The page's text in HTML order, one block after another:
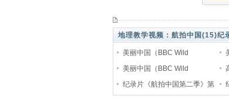
地理教学视频： 航拍中国(15)纪
美丽中国（BBC Wild
China）纪录片-6.潮汐更迭
美丽中国（BBC Wild
China）纪录片-2.香格里拉
纪录片《航拍中国第二季》第